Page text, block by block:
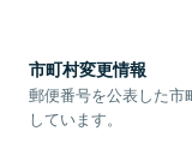
市町村変更情報
郵便番号を公表した
しています。